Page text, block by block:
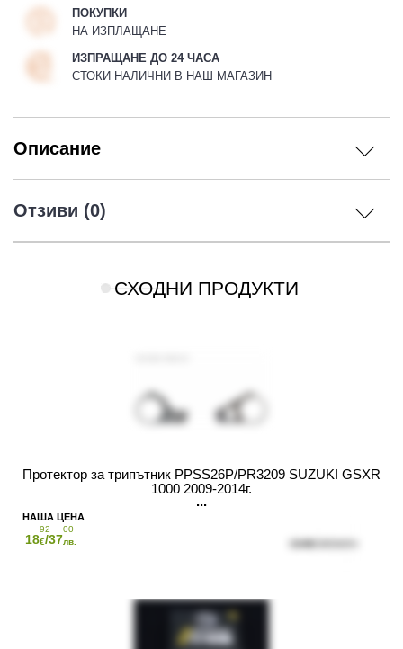
ПОКУПКИ
НА ИЗПЛАЩАНЕ
ИЗПРАЩАНЕ ДО 24 ЧАСА
СТОКИ НАЛИЧНИ В НАШ МАГАЗИН
Описание
Отзиви (0)
СХОДНИ ПРОДУКТИ
Протектор за трипътник PPSS26P/PR3209 SUZUKI GSXR
1000 2009-2014г.
18
92
€/37
00
лв.